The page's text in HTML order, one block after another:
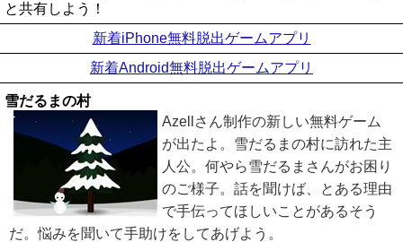
と共有しよう！
新着iPhone無料脱出ゲームアプリ
新着Android無料脱出ゲームアプリ
雪だるまの村
Azellさん制作の新しい無料ゲーム
が出たよ。雪だるまの村に訪れた主
人公。何やら雪だるまさんがお困り
のご様子。話を聞けば、とある理由
で手伝ってほしいことがあるそう
だ。悩みを聞いて手助けをしてあげよう。